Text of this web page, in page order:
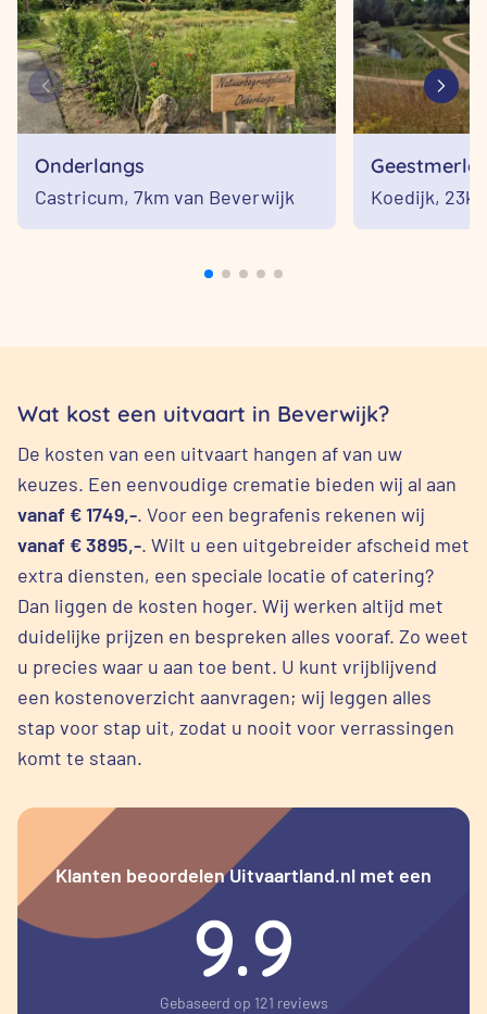
Onderlangs
Castricum, 7km van Beverwijk Koedijk,
Wat kost een uitvaart in Beverwijk?
De kosten van een uitvaart hangen af van uw
keuzes. Een eenvoudige crematie bieden wij al aan
vanaf € 1749,-. Voor een begrafenis rekenen wij
vanaf € 3895,-. Wilt u een uitgebreider afscheid met
extra diensten, een speciale locatie of catering?
Dan liggen de kosten hoger. Wij werken altijd met
duidelijke prijzen en bespreken alles vooraf. Zo weet
u precies waar u aan toe bent. U kunt vrijblijvend
een kostenoverzicht aanvragen; wij leggen alles
stap voor stap uit, zodat u nooit voor verrassingen
komt te staan.
Klanten beoordelen Uitvaartland.nl met een
9.9
Gebaseerd op 121 reviews